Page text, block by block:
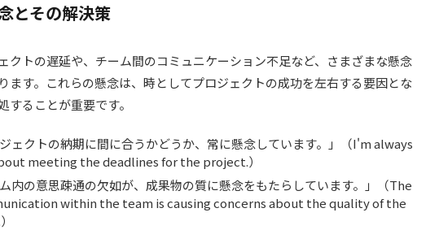
とその解決策
クトの遅延や、チーム間のコミュニケーション不足など、さまざまな懸念
ます。これらの懸念は、時としてプロジェクトの成功を左右する要因とな
することが重要です。
ジェクトの納期に間に合うかどうか、常に懸念しています。」（I'm always
meeting the deadlines for the project.）
ム内の意思疎通の欠如が、成果物の質に懸念をもたらしています。」（The
within the team is causing concerns about the quality of the